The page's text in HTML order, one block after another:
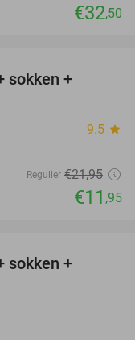
€32,50
sokken +
9.5 star
Regulier €21,95
€11 ,95
sokken +